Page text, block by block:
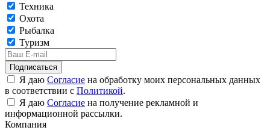
Техника
Охота
Рыбалка
Туризм
Подписаться
Я даю Согласие на обработку моих персональных данных
в соответствии с Политикой.
Я даю Согласие на получение рекламной и
информационной рассылки.
Компания